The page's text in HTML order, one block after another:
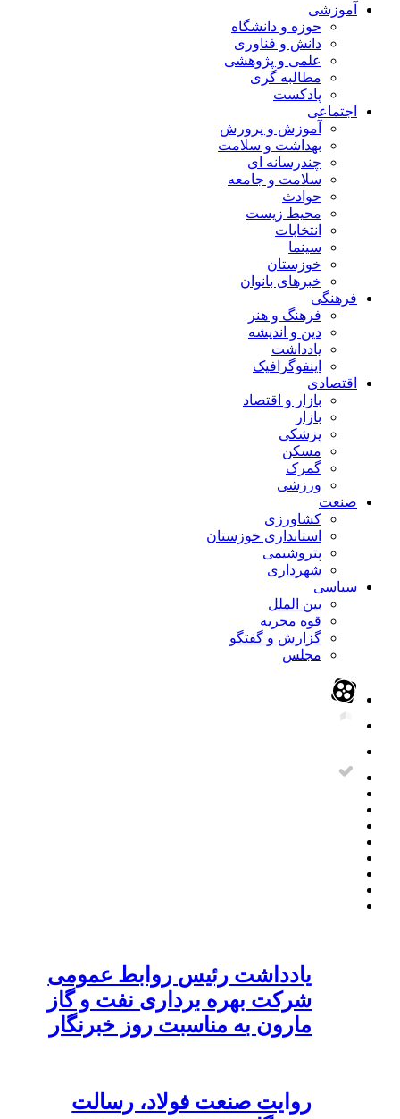
آموزشی
حوزه و دانشگاه
دانش و فناوری
علمی و پژوهشی
مطالبه گری
پادکست
اجتماعی
آموزش و پرورش
بهداشت و سلامت
چندرسانه ای
سلامت و جامعه
حوادث
محیط زیست
انتخابات
سینما
خوزستان
خبرهای بانوان
فرهنگی
فرهنگ و هنر
دین و اندیشه
یادداشت
اینفوگرافیک
اقتصادی
بازار و اقتصاد
بازار
پزشکی
مسکن
گمرک
ورزشی
صنعت
کشاورزی
استانداری خوزستان
پتروشیمی
شهرداری
سیاسی
بین الملل
قوه مجریه
گزارش و گفتگو
مجلس
یادداشت رئیس روابط عمومی
شرکت بهره برداری نفت و گاز
مارون به مناسبت روز خبرنگار
روایت صنعت فولاد،‌ رسالت